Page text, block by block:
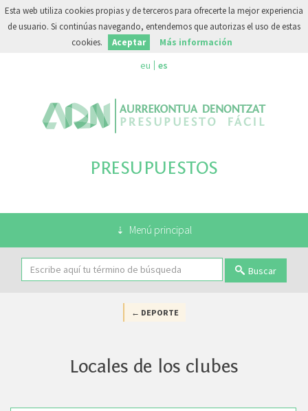
Esta web utiliza cookies propias y de terceros para ofrecerte la mejor experiencia
de usuario. Si continúas navegando, entendemos que autorizas el uso de estas
cookies.
Aceptar Más información
eu es
PRESUPUESTOS
Menú principal
Buscar
← DEPORTE
Locales de los clubes